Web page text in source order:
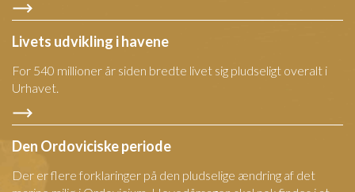
Livets udvikling i havene
For 540 millioner år siden bredte livet sig pludseligt overalt i
Urhavet.
Den Ordoviciske periode
Der er flere forklaringer på den pludselige ændring af det